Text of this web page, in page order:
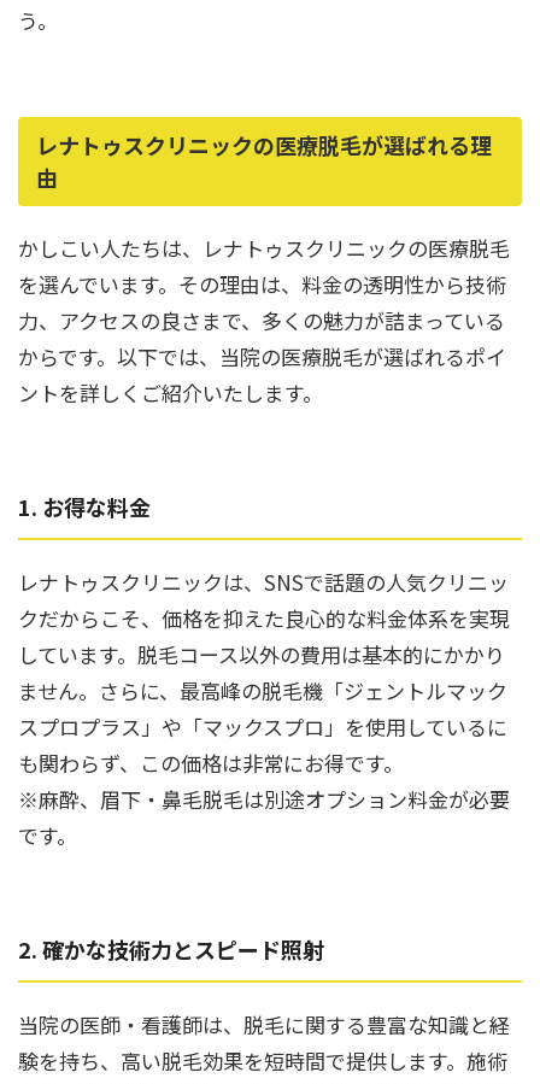
う。
レナトゥスクリニックの医療脱毛が選ばれる理
由
かしこい人たちは、レナトゥスクリニックの医療脱毛
を選んでいます。その理由は、料金の透明性から技術
力、アクセスの良さまで、多くの魅力が詰まっている
からです。以下では、当院の医療脱毛が選ばれるポイ
ントを詳しくご紹介いたします。
1. お得な料金
レナトゥスクリニックは、SNSで話題の人気クリニッ
クだからこそ、価格を抑えた良心的な料金体系を実現
しています。脱毛コース以外の費用は基本的にかかり
ません。さらに、最高峰の脱毛機「ジェントルマック
スプロプラス」や「マックスプロ」を使用しているに
も関わらず、この価格は非常にお得です。
※麻酔、眉下・鼻毛脱毛は別途オプション料金が必要
です。
2. 確かな技術力とスピード照射
当院の医師・看護師は、脱毛に関する豊富な知識と経
験を持ち、高い脱毛効果を短時間で提供します。施術